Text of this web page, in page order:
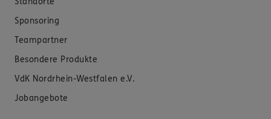
Sponsoring
Teampartner
Besondere Produkte
VdK Nordrhein-Westfalen e.V.
Jobangebote